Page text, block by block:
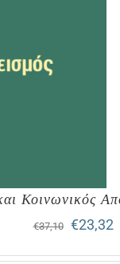
Κοινωνικός
€37,10
Original
price
€23,32Η